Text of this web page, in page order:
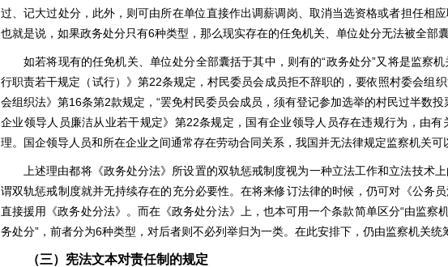
过、记大过处分，此外，则可由所在单位直接作出调薪调岗、取消当选资格或者担任相
也就是说，如果政务处分只有6种类型，那么现实存在的任免机关、单位处分无法被全部囊
如若将现有的任免机关、单位处分全部囊括于其中，则有的“政务处分”又将是监察
行职责若干规定（试行）》第22条规定，村民委员会成员拒不辞职的，要依照村委会组
会组织法》第16条第2款规定，“罢免村民委员会成员，须有登记参加选举的村民过半数
企业领导人员廉洁从业若干规定》第22条规定，国有企业领导人员存在违规行为，由
理。国企领导人员和所在企业之间通常存在劳动合同关系，我国并无法律规定监察机关可
上述理由都将《政务处分法》所设置的双轨惩戒制度视为一种立法工作和立法技术
谓双轨惩戒制度就并无持续存在的充分必要性。在将来修订法律的时候，仍可对《公务
直接援用《政务处分法》。而在《政务处分法》上，也本可用一个条款简单区分“由监察
务处分”，前者分为6种类型，对后者则不必列举归为一类。在此安排下，仍由监察机关统
（三）宪法文本对责任制的规定